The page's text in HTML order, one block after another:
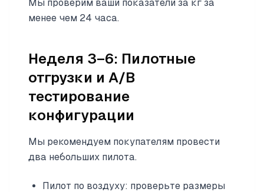
Мы проверим ваши показатели за кг за
менее чем 24 часа.
Неделя 3–6: Пилотные
отгрузки и A/B
тестирование
конфигурации
Мы рекомендуем покупателям провести
два небольших пилота.
Пилот по воздуху: проверьте размеры